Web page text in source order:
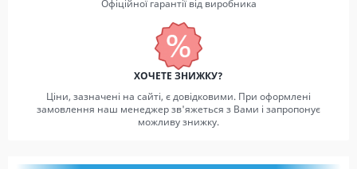
Офіційної гарантії від виробника
ХОЧЕТЕ ЗНИЖКУ?
Ціни, зазначені на сайті, є довідковими. При оформлені
замовлення наш менеджер зв'яжеться з Вами і запропонує
можливу знижку.